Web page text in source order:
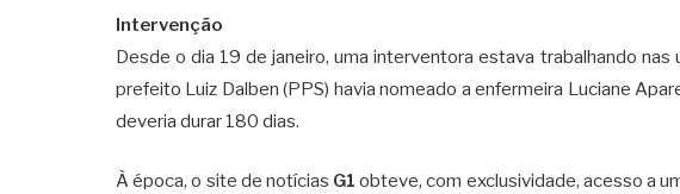
Intervenção
Desde o dia 19 de janeiro, uma interventora estava trabalhando nas
prefeito Luiz Dalben (PPS) havia nomeado a enfermeira Luciane
deveria durar 180 dias.
À época, o site de notícias G1 obteve, com exclusividade, acesso a